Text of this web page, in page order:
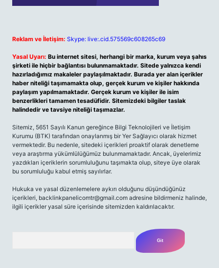
Reklam ve İletişim: Skype: live:.cid.575569c608265c69
Yasal Uyarı: Bu internet sitesi, herhangi bir marka, kurum veya şahıs
şirketi ile hiçbir bağlantısı bulunmamaktadır. Sitede yalnızca kendi
hazırladığımız makaleler paylaşılmaktadır. Burada yer alan içerikler
haber niteliği taşımamakta olup, gerçek kurum ve kişiler hakkında
paylaşım yapılmamaktadır. Gerçek kurum ve kişiler ile isim
benzerlikleri tamamen tesadüfidir. Sitemizdeki bilgiler taslak
halindedir ve tavsiye niteliği taşımazlar.
Sitemiz, 5651 Sayılı Kanun gereğince Bilgi Teknolojileri ve İletişim
Kurumu (BTK) tarafından onaylanmış bir Yer Sağlayıcı olarak hizmet
vermektedir. Bu nedenle, sitedeki içerikleri proaktif olarak denetleme
veya araştırma yükümlülüğümüz bulunmamaktadır. Ancak, üyelerimiz
yazdıkları içeriklerin sorumluluğunu taşımakta olup, siteye üye olarak
bu sorumluluğu kabul etmiş sayılırlar.
Hukuka ve yasal düzenlemelere aykırı olduğunu düşündüğünüz
içerikleri, backlinkpanelicomtr@gmail.com adresine bildirmeniz halinde,
ilgili içerikler yasal süre içerisinde sitemizden kaldırılacaktır.